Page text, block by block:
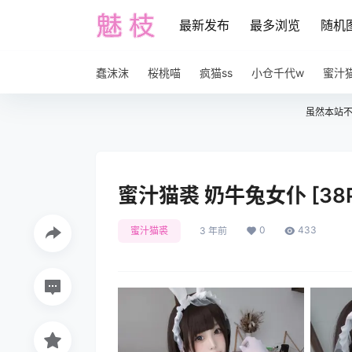
最新发布 最多浏览 随机
蠢沫沫 桜桃喵 疯猫ss 小仓千代w 蜜汁
虽然本站
蜜汁猫裘 奶牛兔女仆
蜜汁猫裘 3 年前 0 433